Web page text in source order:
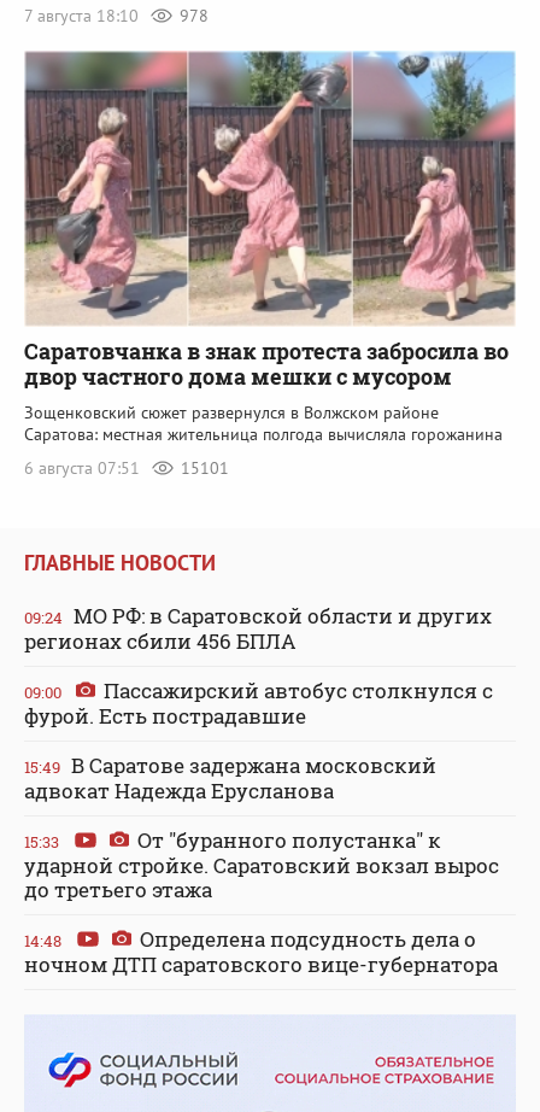
7 августа 18:10 978
Саратовчанка в знак протеста забросила во
двор частного дома мешки с мусором
Зощенковский сюжет развернулся в Волжском районе
Саратова: местная жительница полгода вычисляла горожанина
6 августа 07:51
15101
ГЛАВНЫЕ НОВОСТИ
09:24 МО РФ: в Саратовской области и других
регионах сбили 456 БПЛА
09:00
Пассажирский автобус столкнулся с
фурой. Есть пострадавшие
15:49 В Саратове задержана московский
адвокат Надежда Ерусланова
15:33
От "буранного полустанка" к
ударной стройке. Саратовский вокзал вырос
до третьего этажа
14:48
Определена подсудность дела о
ночном ДТП саратовского вице-губернатора